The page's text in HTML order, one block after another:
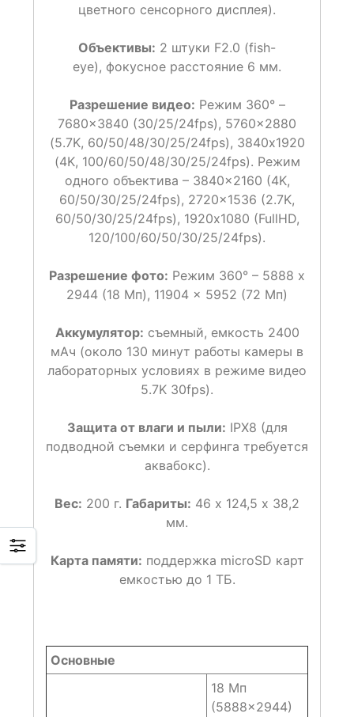
цветного сенсорного дисплея).
Объективы: 2 штуки F2.0 (fish-
eye), фокусное расстояние 6 мм.
Разрешение видео: Режим 360° –
7680×3840 (30/25/24fps), 5760×2880
(5.7K, 60/50/48/30/25/24fps), 3840х1920
(4K, 100/60/50/48/30/25/24fps). Режим
одного объектива – 3840×2160 (4K,
60/50/30/25/24fps), 2720×1536 (2.7K,
60/50/30/25/24fps), 1920х1080 (FullHD,
120/100/60/50/30/25/24fps).
Разрешение фото: Режим 360° – 5888 x
2944 (18 Мп), 11904 x 5952 (72 Мп)
Аккумулятор: съемный, емкость 2400
мАч (около 130 минут работы камеры в
лабораторных условиях в режиме видео
5.7K 30fps).
Защита от влаги и пыли: IPX8 (для
подводной съемки и серфинга требуется
аквабокс).
Вес: 200 г. Габариты: 46 х 124,5 х 38,2
мм.
Карта памяти: поддержка microSD карт
емкостью до 1 ТБ.
Основные
18 Мп
(5888×2944)